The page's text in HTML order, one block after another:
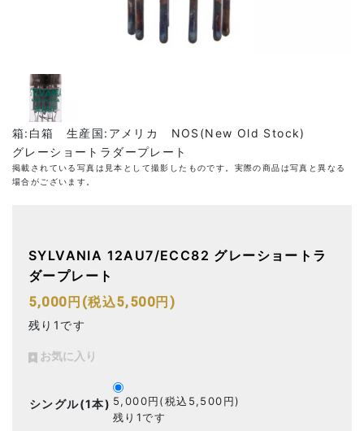
箱:白箱 生産国:アメリカ NOS(New Old Stock)
グレーショートラダープレート
掲載されている写真は見本として撮影したものです。実際の商品は写真と異なる
場合がございます。
SYLVANIA 12AU7/ECC82 グレーショートラ
ダープレート
5,000円(税込5,500円)
残り1です
お気に入り
シングル(1本) 5,000円(税込5,500円)
残り1です